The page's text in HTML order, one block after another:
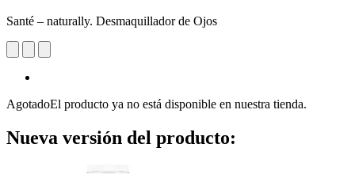
Santé – naturally. Desmaquillador de Ojos
AgotadoEl producto ya no está disponible en nuestra tienda.
Nueva versión del producto: